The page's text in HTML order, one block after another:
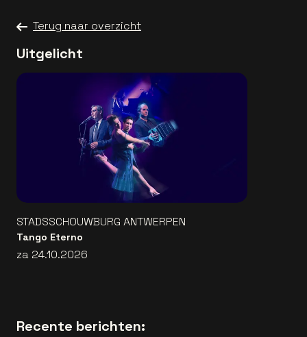
Terug naar overzicht
Uitgelicht
STADSSCHOUWBURG ANTWERPEN
Tango Eterno
za 24.10.2026
Recente berichten: